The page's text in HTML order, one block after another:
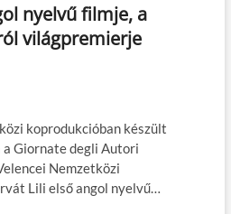
nyelvű filmje, a
világpremierje
koprodukcióban készült
Giornate degli Autori
Nemzetközi
Lili első angol nyelvű…